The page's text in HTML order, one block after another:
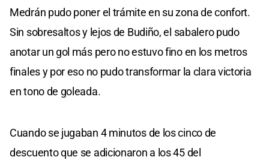
Medrán pudo poner el trámite en su zona de confort.
Sin sobresaltos y lejos de Budiño, el sabalero pudo
anotar un gol más pero no estuvo fino en los metros
finales y por eso no pudo transformar la clara victoria
en tono de goleada.
Cuando se jugaban 4 minutos de los cinco de
descuento que se adicionaron a los 45 del